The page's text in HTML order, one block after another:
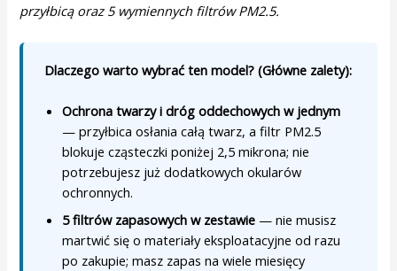
przyłbicą oraz 5 wymiennych filtrów PM2.5.
Dlaczego warto wybrać ten model? (Główne zalety):
Ochrona twarzy i dróg oddechowych w jednym
— przyłbica osłania całą twarz, a filtr PM2.5
blokuje cząsteczki poniżej 2,5 mikrona; nie
potrzebujesz już dodatkowych okularów
ochronnych.
5 filtrów zapasowych w zestawie — nie musisz
martwić się o materiały eksploatacyjne od razu
po zakupie; masz zapas na wiele miesięcy